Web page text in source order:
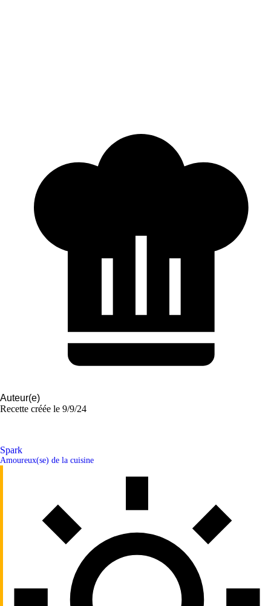
Auteur(e)
Recette créée le 9/9/24
Spark
Amoureux(se) de la cuisine